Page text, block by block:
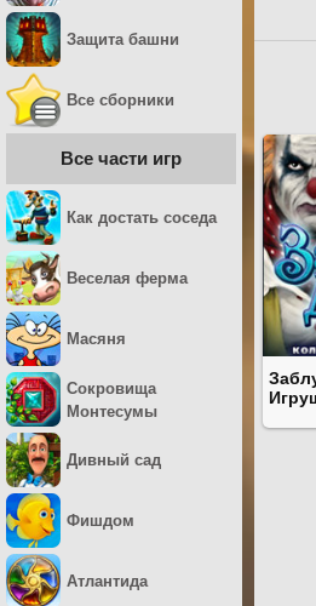
Защита башни
Все сборники
Все части игр
Как достать соседа
Веселая ферма
Масяня
Сокровища
Монтесумы
Дивный сад
Фишдом
Атлантида